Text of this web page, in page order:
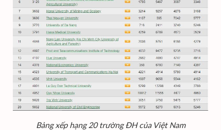
Bảng xếp hạng 20 trường ĐH của Việt Nam